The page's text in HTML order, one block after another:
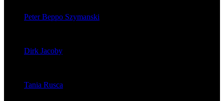
Peter Beppo Szymanski
Dirk Jacoby
Tania Rusca